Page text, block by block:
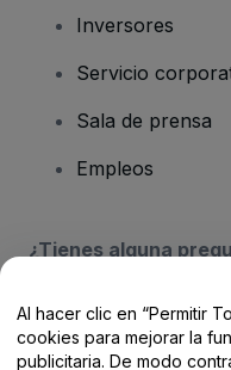
Inversores
Servicio
Sala de prensa
Empleos
¿Tienes alguna
Centro de
Al hacer clic en “Permitir
cookies para mejorar la
publicitaria. De modo